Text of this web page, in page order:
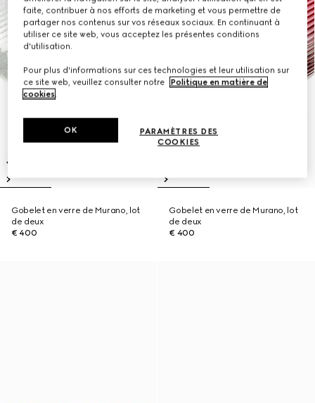
Gobelet en verre de Murano, lot
de deux
€ 400
Gobelet en verre de Murano, lot
de deux
€ 400
faite, contribuer à nos efforts de marketing et vous permettre de
partager nos contenus sur vos réseaux sociaux. En continuant à
utiliser ce site web, vous acceptez les présentes conditions
d'utilisation.
Pour plus d'informations sur ces technologies et leur utilisation sur
ce site web, veuillez consulter notre
Politique en matière de
cookies.
PARAMÈTRES DES
COOKIES
OK